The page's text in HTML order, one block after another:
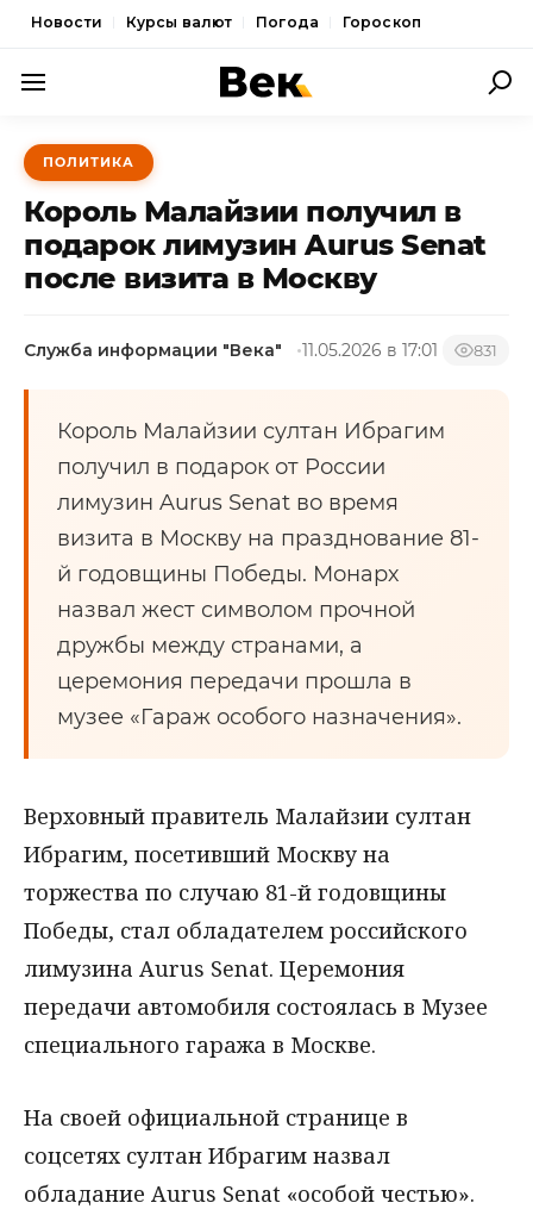
Новости Курсы валют Погода Гороскоп
ПОЛИТИКА
ЭКОНОМИКА
ОБЩЕСТВО
СПОРТ
ПОЛИТИКА
Король Малайзии получил в
подарок лимузин Aurus Senat
после визита в Москву
Служба информации "Века" 11.05.2026 в 17:01 831
Король Малайзии султан Ибрагим
получил в подарок от России
лимузин Aurus Senat во время
визита в Москву на празднование 81-
й годовщины Победы. Монарх
назвал жест символом прочной
дружбы между странами, а
церемония передачи прошла в
музее «Гараж особого назначения».
Верховный правитель Малайзии султан
Ибрагим, посетивший Москву на
торжества по случаю 81-й годовщины
Победы, стал обладателем российского
лимузина Aurus Senat. Церемония
передачи автомобиля состоялась в Музее
специального гаража в Москве.
На своей официальной странице в
соцсетях султан Ибрагим назвал
обладание Aurus Senat «особой честью».